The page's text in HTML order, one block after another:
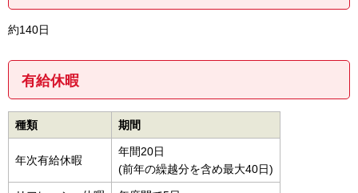
約140日
有給休暇
種類 期間
年次有給休暇
年間20日
(前年の繰越分を含め最大40日)